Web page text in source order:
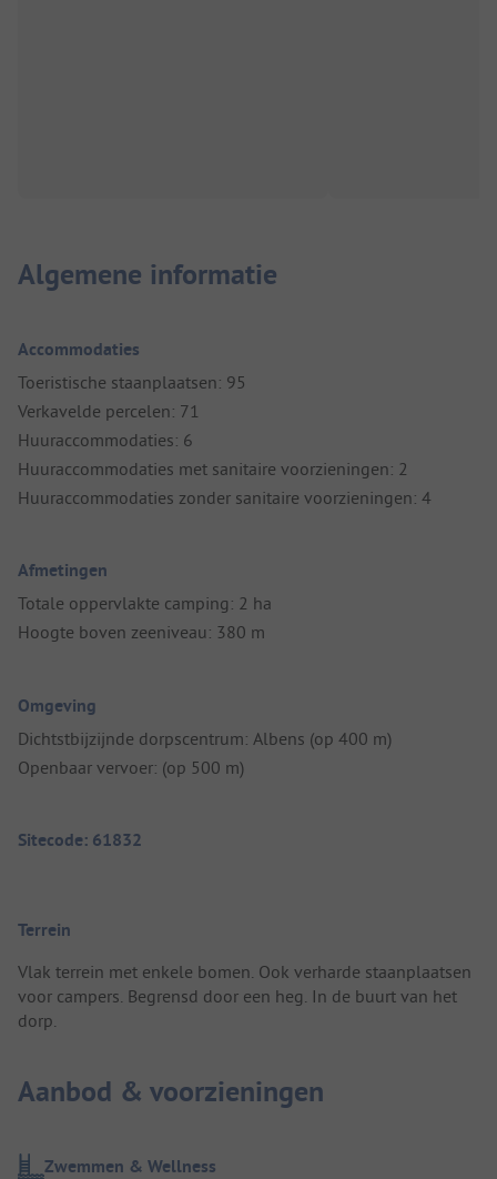
Algemene informatie
Accommodaties
Toeristische staanplaatsen: 95
Verkavelde percelen: 71
Huuraccommodaties: 6
Huuraccommodaties met sanitaire voorzieningen: 2
Huuraccommodaties zonder sanitaire voorzieningen: 4
Afmetingen
Totale oppervlakte camping: 2 ha
Hoogte boven zeeniveau: 380 m
Omgeving
Dichtstbijzijnde dorpscentrum: Albens (op 400 m)
Openbaar vervoer: (op 500 m)
Sitecode: 61832
Terrein
Vlak terrein met enkele bomen. Ook verharde staanplaatsen
voor campers. Begrensd door een heg. In de buurt van het
dorp.
Aanbod & voorzieningen
Zwemmen & Wellness